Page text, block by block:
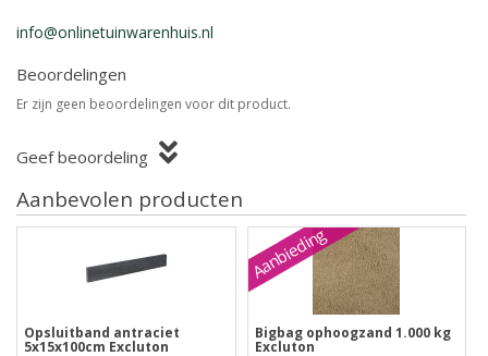
info@onlinetuinwarenhuis.nl
Beoordelingen
Er zijn geen beoordelingen voor dit product.
Geef beoordeling
Aanbevolen producten
Opsluitband antraciet
5x15x100cm Excluton
Aanbieding
Bigbag ophoogzand 1.000 kg
Excluton